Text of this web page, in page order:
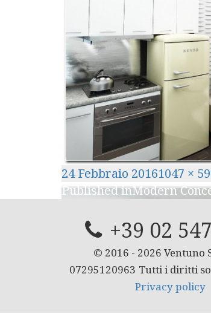
Posted
on
24 Febbraio 2016Full
size
1047 ×
articoli
Published inModern
+39 02
© 2016 - 2026 Ventuno
07295120963 Tutti i diritti
Privacy policy